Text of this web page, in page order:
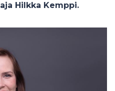
Hilkka Kemppi.